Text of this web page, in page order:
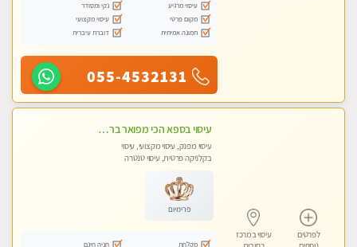
עיסוי מרגיע
נקי ומסודר
מקום פרטי
עיסוי מקצועי
תמונה אמיתית
דוברת עיברית
055-4532131
לפרטים
עיסוי במרכז
עיסוי בספא הכי מפואר ברחובות והסביבה בהתחייבות
עיסוי מפנק, עיסוי מקצועי, עיסוי
בקלניקה פרטית, עיסוי טנטרה
פרימיום
מקלחת
חניה חינם